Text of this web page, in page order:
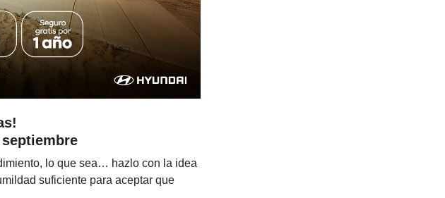
lo que sea… hazlo con la idea
suficiente para aceptar que